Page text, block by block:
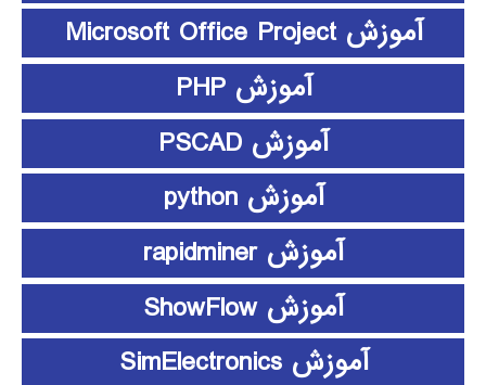
آموزش Microsoft Office Project
آموزش PHP
آموزش PSCAD
آموزش python
آموزش rapidminer
آموزش ShowFlow
آموزش SimElectronics